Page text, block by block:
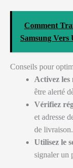
Comment
Samsung Vers
Conseils pour
Activez
être alerté
Vérifiez
et adresse
de livraison.
Utilisez le
signaler un